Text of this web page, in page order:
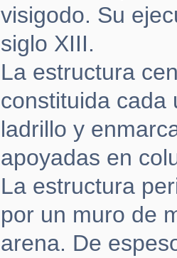
visigodo. Su
siglo XIII.
La estructura
constituida cada
ladrillo y
apoyadas en
La estructura
por un muro de
arena. De